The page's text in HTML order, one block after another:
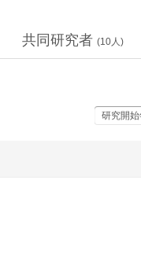
共同研究者 (10人)